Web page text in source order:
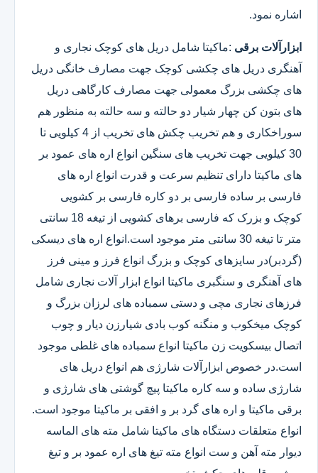
اشاره نمود.
ابزارآلات برقی :ماکیتا شامل دریل های کوچک نجاری و
آهنگری دریل های چکشی کوچک جهت مصارف خانگی دریل
های چکشی بزرگ معمولی جهت مصارف کارگاهی دریل
های بتون کن چهار شیار دو حالته و سه حالته به منظور هم
سوراخکاری و هم تخریب چکش های تخریب از 4 کیلویی تا
30 کیلویی جهت تخریب های سنگین انواع اره های عمود بر
های ماکیتا دارای تنظیم سرعت و قدرت انواع اره های
فارسی بر ساده فارسی بر دو کاره فارسی بر کشویی
کوچک و بزرک که فارسی برهای کشویی از تیغه 18 سانتی
متر تا تیغه 30 سانتی متر موجود است.انواع اره های دیسکی
(گردبر)در سایزهای کوچک و بزرگ انواع فرز و مینی فرز
های آهنگری و سنگبری ماکیتا انواع ابزار آلات نجاری شامل
فرزهای نجاری مچی و دستی سمباده های لرزان بزرگ و
کوچک میخکوب و منگنه کوب بادی شیارزن دیار و چوب
اتصال بیسکویت زن ماکیتا انواع سمباده های غلطی موجود
است.در خصوص ابزارآلات شارژی هم انواع دریل های
شارژی ساده و سه کاره ماکیتا پیچ گوشتی های شارژی و
برقی ماکیتا و اره های گرد بر و افقی بر ماکیتا موجود است.
انواع متعلقات دستگاه های ماکیتا شامل مته های الماسه
دیوار مته آهن و ست انواع مته تیغ های اره عمود بر و تیغ